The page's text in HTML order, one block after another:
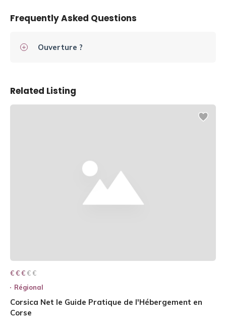
Frequently Asked Questions
Ouverture ?
Related Listing
€ € € € €
€ € €
Régional
Corsica Net le Guide Pratique de l'Hébergement en
Corse